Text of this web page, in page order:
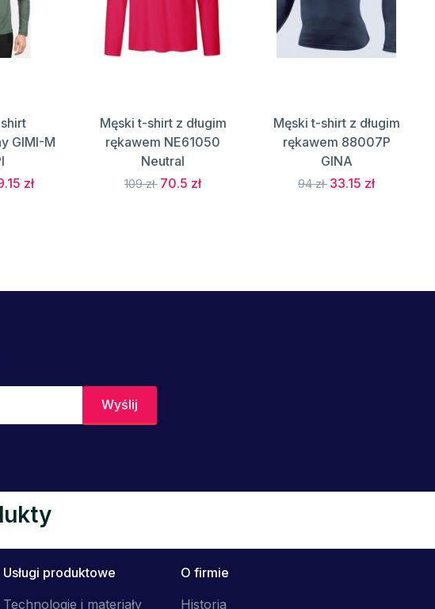
GIMI-M
zł
Męski t-shirt z długim
rękawem NE61050
Neutral
109 zł 70.5 zł
Męski t-shirt z długim
rękawem 88007P
GINA
94 zł 33.15 zł
Usługi produktowe
Technologie i materiały
O firmie
Historia